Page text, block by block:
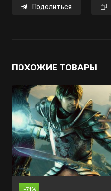
Поделиться
ПОХОЖИЕ ТОВАРЫ
-71%
-70%
-40%